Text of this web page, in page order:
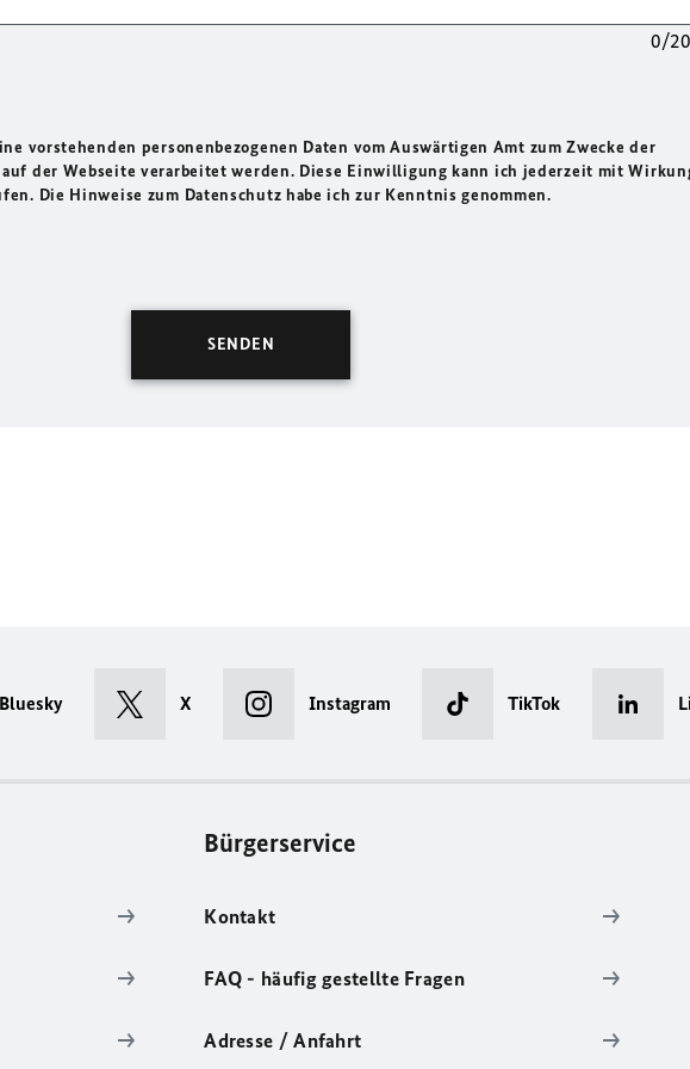
0/
vorstehenden personenbezogenen Daten vom Auswärtigen Amt zum Zwecke der
der Webseite verarbeitet werden. Diese Einwilligung kann ich jederzeit mit
Die Hinweise zum Datenschutz habe ich zur Kenntnis genommen.
Bluesky X Instagram TikTok
Bürgerservice
Kontakt
FAQ - häufig gestellte Fragen
Adresse / Anfahrt